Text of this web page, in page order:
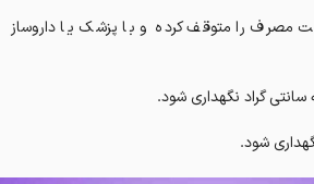
مصرف را متوقف کرده و با پزشک یا داروساز
شود.